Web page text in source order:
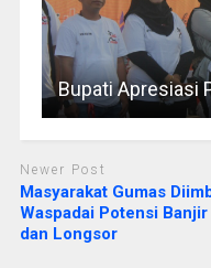
Bupati Apresiasi
Newer Post
Masyarakat Gumas
Waspadai Potensi Banjir
dan Longsor